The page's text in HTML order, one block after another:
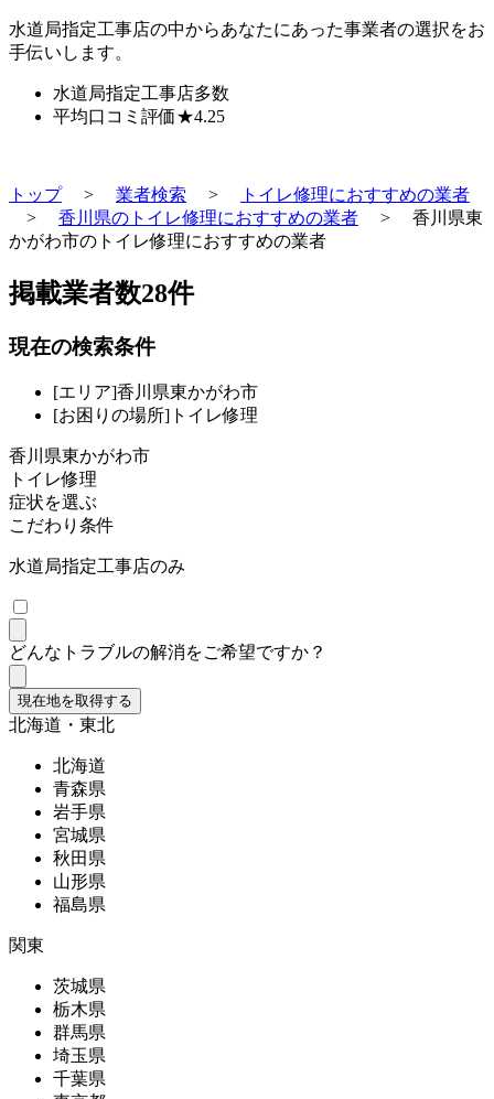
水道局指定工事店の中からあなたにあった事業者の選択をお
手伝いします。
水道局指定工事店多数
平均口コミ評価★4.25
トップ> 業者検索 >
トイレ修理におすすめの業者
> 香川県のトイレ修理におすすめの業者 > 香川県東
かがわ市のトイレ修理におすすめの業者
掲載業者数28件
現在の検索条件
[エリア]香川県東かがわ市
[お困りの場所]トイレ修理
香川県東かがわ市
トイレ修理
症状を選ぶ
こだわり条件
水道局指定工事店のみ
どんなトラブルの解消をご希望ですか？
現在地を取得する
北海道・東北
北海道
青森県
岩手県
宮城県
秋田県
山形県
福島県
関東
茨城県
栃木県
群馬県
埼玉県
千葉県